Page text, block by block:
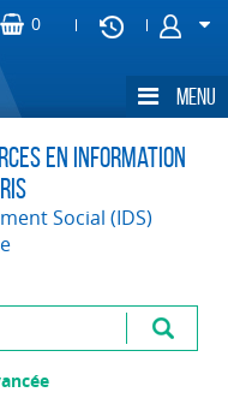
en Information
Social (IDS)